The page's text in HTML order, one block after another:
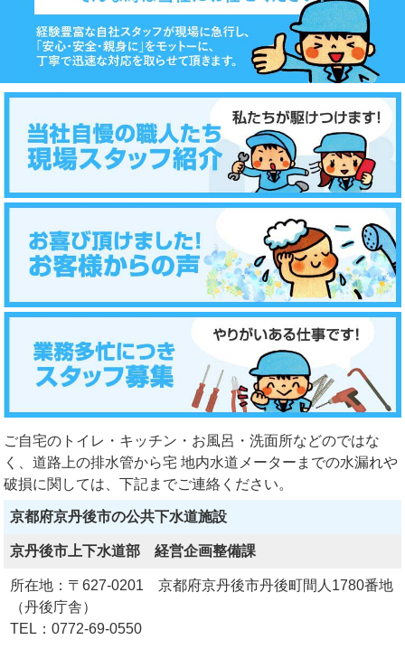
ご自宅のトイレ・キッチン・お風呂・洗面所などのではな
く、道路上の排水管から宅 地内水道メーターまでの水漏れや
破損に関しては、下記までご連絡ください。
京都府京丹後市の公共下水道施設
京丹後市上下水道部 経営企画整備課
所在地：〒627-0201 京都府京丹後市丹後町間人1780番地
（丹後庁舎）
TEL：0772-69-0550